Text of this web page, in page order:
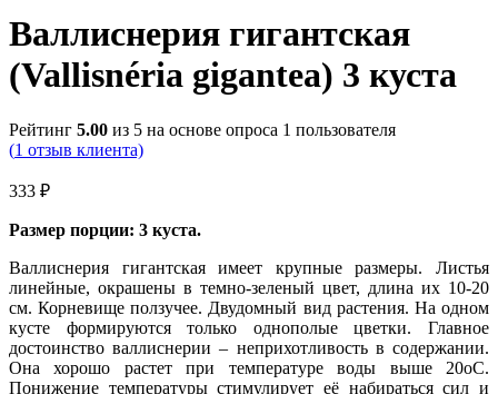
Валлиснерия гигантская
(Vallisnéria gigantea) 3 куста
Рейтинг 5.00 из 5 на основе опроса 1 пользователя
(1 отзыв клиента)
333 ₽
Размер порции: 3 куста.
Валлиснерия гигантская имеет крупные размеры. Листья
линейные, окрашены в темно-зеленый цвет, длина их 10-20
см. Корневище ползучее. Двудомный вид растения. На одном
кусте формируются только однополые цветки. Главное
достоинство валлиснерии – неприхотливость в содержании.
Она хорошо растет при температуре воды выше 20оС.
Понижение температуры стимулирует её набираться сил и